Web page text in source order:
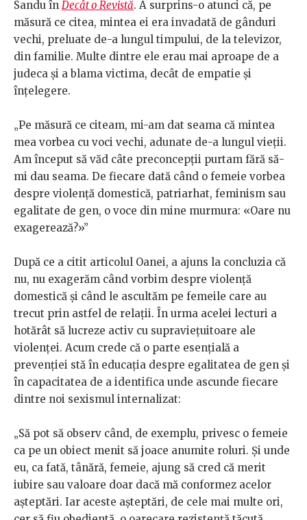
Sandu în Decât o Revistă. A surprins-o atunci că, pe
măsură ce citea, mintea ei era invadată de gânduri
vechi, preluate de-a lungul timpului, de la televizor,
din familie. Multe dintre ele erau mai aproape de a
judeca și a blama victima, decât de empatie și
înțelegere.
„Pe măsură ce citeam, mi-am dat seama că mintea
mea vorbea cu voci vechi, adunate de-a lungul vieții.
Am început să văd câte preconcepții purtam fără să-
mi dau seama. De fiecare dată când o femeie vorbea
despre violență domestică, patriarhat, feminism sau
egalitate de gen, o voce din mine murmura: «Oare nu
exagerează?»”
După ce a citit articolul Oanei, a ajuns la concluzia că
nu, nu exagerăm când vorbim despre violență
domestică și când le ascultăm pe femeile care au
trecut prin astfel de relații. În urma acelei lecturi a
hotărât să lucreze activ cu supraviețuitoare ale
violenței. Acum crede că o parte esențială a
prevenției stă în educația despre egalitatea de gen și
în capacitatea de a identifica unde ascunde fiecare
dintre noi sexismul internalizat:
„Să pot să observ când, de exemplu, privesc o femeie
ca pe un obiect menit să joace anumite roluri. Și unde
eu, ca fată, tânără, femeie, ajung să cred că merit
iubire sau valoare doar dacă mă conformez acelor
așteptări. Iar aceste așteptări, de cele mai multe ori,